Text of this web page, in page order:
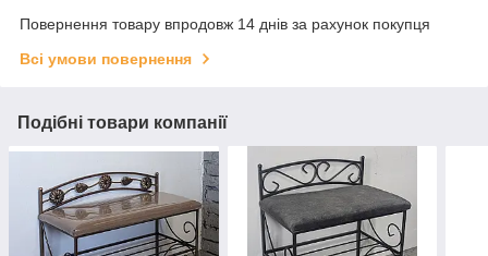
Повернення товару впродовж 14 днів за рахунок покупця
Всі умови повернення
Подібні товари компанії